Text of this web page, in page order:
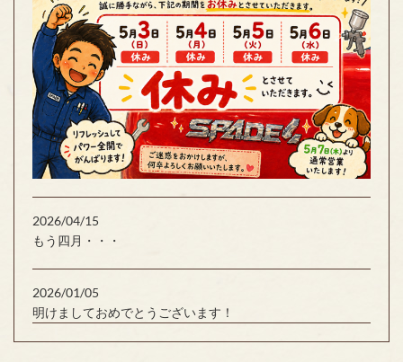
2026/04/15
もう四月・・・
2026/01/05
明けましておめでとうございます！